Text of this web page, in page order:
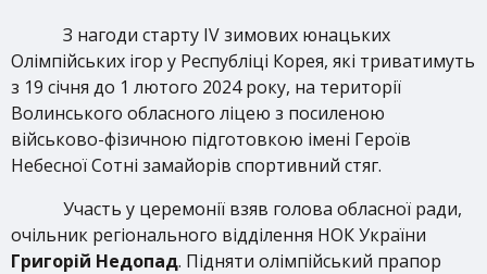
З нагоди старту ІV зимових юнацьких
Олімпійських ігор у Республіці Корея, які триватимуть
з 19 січня до 1 лютого 2024 року, на території
Волинського обласного ліцею з посиленою
військово-фізичною підготовкою імені Героїв
Небесної Сотні замайорів спортивний стяг.
Участь у церемонії взяв голова обласної ради,
очільник регіонального відділення НОК України
Григорій Недопад. Підняти олімпійський прапор